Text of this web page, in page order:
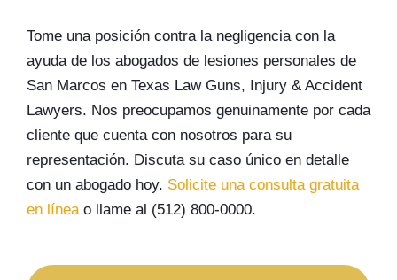
Tome una posición contra la negligencia con la
ayuda de los abogados de lesiones personales de
San Marcos en Texas Law Guns, Injury & Accident
Lawyers. Nos preocupamos genuinamente por cada
cliente que cuenta con nosotros para su
representación. Discuta su caso único en detalle
con un abogado hoy. Solicite una consulta gratuita
en líneao llame al (512) 800-0000.